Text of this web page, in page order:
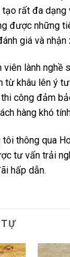
rất đa dạng
được những
giá và
lành nghề
từ khâu lên ý
công đảm
hàng khó
tôi thông qua
tư vấn trải
hấp dẫn.